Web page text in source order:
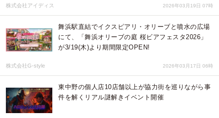
株式会社アイディス 2026年03月19日 07時
舞浜駅直結でイクスピアリ・オリーブと噴水の広場
にて、「舞浜オリーブの庭 桜ビアフェスタ2026」
が3/19(木)より期間限定OPEN!
株式会社G-style 2026年03月17日 06時
東中野の個人店10店舗以上が協力街を巡りながら事
件を解くリアル謎解きイベント開催